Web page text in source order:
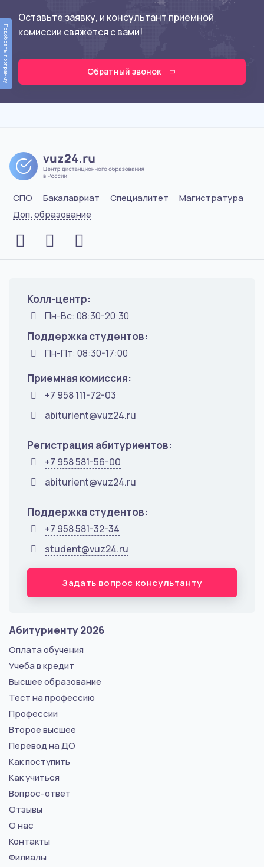
Оставьте заявку, и консультант приемной
комиссии свяжется с вами!
Обратный звонок
СПО Бакалавриат Специалитет
Магистратура
Доп. образование
Колл-центр:
Пн-Вс: 08:30-20:30
Поддержка студентов:
Пн-Пт: 08:30-17:00
Приемная комиссия:
+7 958 111-72-03
abiturient@vuz24.ru
Регистрация абитуриентов:
+7 958 581-56-00
abiturient@vuz24.ru
Поддержка студентов:
+7 958 581-32-34
student@vuz24.ru
Задать вопрос консультанту
Абитуриенту 2026
Оплата обучения
Учеба в кредит
Высшее образование
Тест на профессию
Профессии
Второе высшее
Перевод на ДО
Как поступить
Как учиться
Вопрос-ответ
Отзывы
О нас
Контакты
Филиалы
Подобрать программу